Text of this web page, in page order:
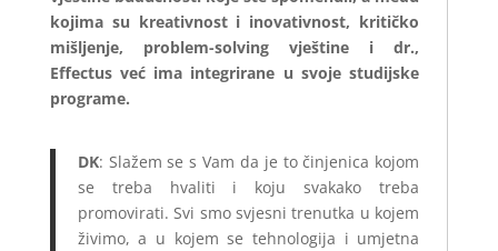
kojima su kreativnost i inovativnost, kritičko
mišljenje, problem-solving vještine i dr.,
Effectus već ima integrirane u svoje studijske
programe.
DK: Slažem se s Vam da je to činjenica kojom
se treba hvaliti i koju svakako treba
promovirati. Svi smo svjesni trenutka u kojem
živimo, a u kojem se tehnologija i umjetna